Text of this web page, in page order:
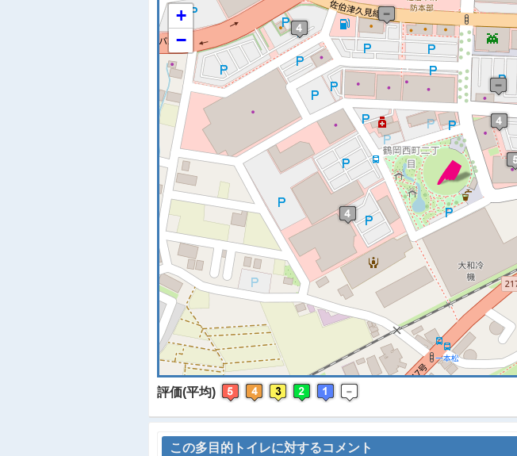
※ マップを検索、表示中で
+
−
評価(平均)
この多目的トイレに対するコメント